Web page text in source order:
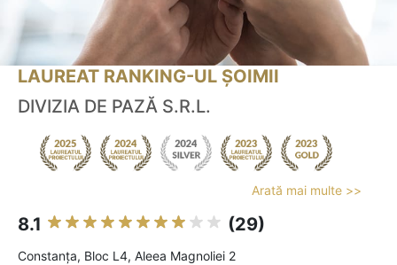
LAUREAT RANKING-UL ȘOIMII
DIVIZIA DE PAZĂ S.R.L.
Arată mai multe >>
8.1 (29)
Constanţa, Bloc L4, Aleea Magnoliei 2